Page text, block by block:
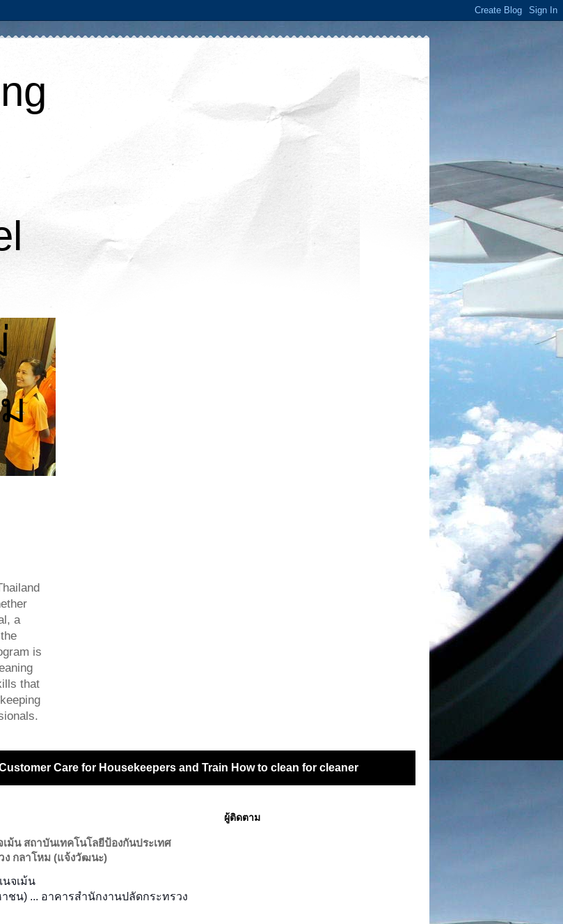
a
is
that
Care for Housekeepers and Train How to clean for cleaner
น สถาบันเทคโนโลยีป้องกันประเทศ
ง กลาโหม (แจ้งวัฒนะ)
จเม้น
ชน) ... อาคารสำนักงานปลัดกระทรวง
ผู้ติดตาม